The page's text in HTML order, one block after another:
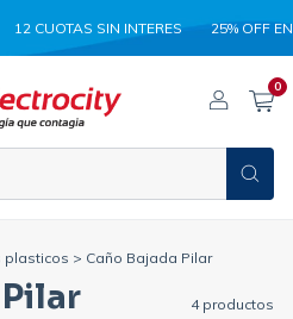
12 CUOTAS SIN INTERES 25% OFF EN
0
plasticos > Caño Bajada Pilar
4 productos